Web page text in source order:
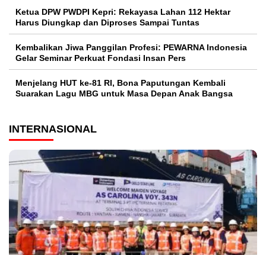
Ketua DPW PWDPI Kepri: Rekayasa Lahan 112 Hektar
Harus Diungkap dan Diproses Sampai Tuntas
Kembalikan Jiwa Panggilan Profesi: PEWARNA Indonesia
Gelar Seminar Perkuat Fondasi Insan Pers
Menjelang HUT ke-81 RI, Bona Paputungan Kembali
Suarakan Lagu MBG untuk Masa Depan Anak Bangsa
INTERNASIONAL